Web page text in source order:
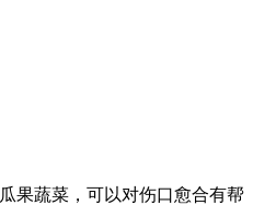
果蔬菜，可以对伤口愈合有帮